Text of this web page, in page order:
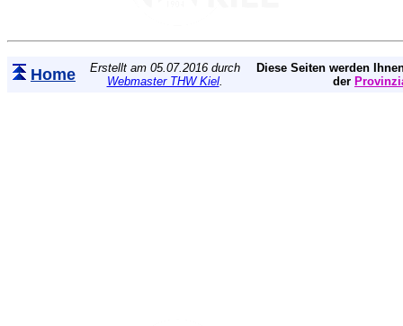
Home
Erstellt am 05.07.2016 durch
Webmaster THW Kiel.
Diese Seiten werden
der